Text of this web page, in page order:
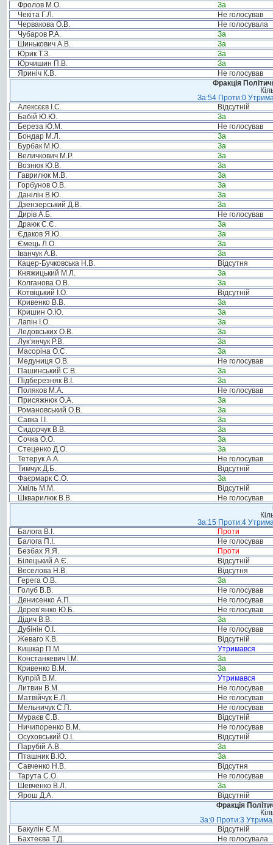
Фролов М.О.
За
Чекіта Г.Л.
Не голосував
Червакова О.В.
Не голосувала
Чубаров Р.А.
За
Шинькович А.В.
За
Юрик Т.З.
За
Юрчишин П.В.
За
Яриніч К.В.
Не голосував
Фракція
За:54 Проти:0
Алексєєв І.С.
Відсутній
Бабій Ю.Ю.
За
Береза Ю.М.
Не голосував
Бондар М.Л.
За
Бурбак М.Ю.
За
Величкович М.Р.
За
Вознюк Ю.В.
За
Гаврилюк М.В.
За
Горбунов О.В.
За
Данілін В.Ю.
За
Дзензерський Д.В.
За
Дирів А.Б.
Не голосував
Драюк С.Є.
За
Єдаков Я.Ю.
За
Ємець Л.О.
За
Іванчук А.В.
За
Кацер-Бучковська Н.В.
Відсутня
Княжицький М.Л.
За
Колганова О.В.
За
Котвіцький І.О.
Відсутній
Кривенко В.В.
За
Кришин О.Ю.
За
Лапін І.О.
За
Ледовських О.В.
За
Лук’янчук Р.В.
За
Масоріна О.С.
За
Медуниця О.В.
Не голосував
Пашинський С.В.
За
Підберезняк В.І.
За
Поляков М.А.
Не голосував
Присяжнюк О.А.
За
Романовський О.В.
За
Савка І.І.
За
Сидорчук В.В.
За
Сочка О.О.
За
Стеценко Д.О.
За
Тетерук А.А.
Не голосував
Тимчук Д.Б.
Відсутній
Фаєрмарк С.О.
За
Хміль М.М.
Відсутній
Шкварилюк В.В.
Не голосував
За:15 Проти:4
Балога В.І.
Проти
Балога П.І.
Не голосував
Безбах Я.Я.
Проти
Білецький А.Є.
Відсутній
Веселова Н.В.
Відсутня
Герега О.В.
За
Голуб В.В.
Не голосував
Денисенко А.П.
Не голосував
Дерев’янко Ю.Б.
Не голосував
Дідич В.В.
За
Дубінін О.І.
Не голосував
Жеваго К.В.
Відсутній
Кишкар П.М.
Утримався
Констанкевич І.М.
За
Кривенко В.М.
За
Купрій В.М.
Утримався
Литвин В.М.
Не голосував
Матвійчук Е.Л.
Не голосував
Мельничук С.П.
Не голосував
Мураєв Є.В.
Відсутній
Ничипоренко В.М.
Не голосував
Осуховський О.І.
Відсутній
Парубій А.В.
За
Пташник В.Ю.
За
Савченко Н.В.
Відсутня
Тарута С.О.
Не голосував
Шевченко В.Л.
За
Ярош Д.А.
Відсутній
Фракція
За:0 Проти:3
Бакулін Є.М.
Відсутній
Бахтеєва Т.Д.
Не голосувала